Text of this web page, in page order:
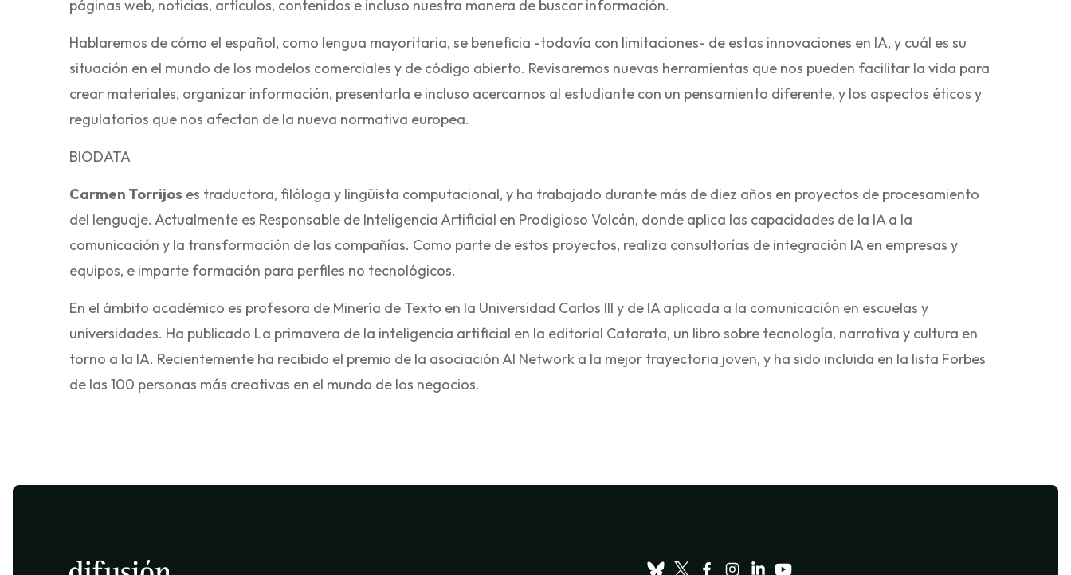
páginas web, noticias, artículos, contenidos e incluso nuestra manera de buscar información.
Hablaremos de cómo el español, como lengua mayoritaria, se beneficia -todavía con limitaciones- de estas innovaciones en IA, y cuál es su
situación en el mundo de los modelos comerciales y de código abierto. Revisaremos nuevas herramientas que nos pueden facilitar la vida para
crear materiales, organizar información, presentarla e incluso acercarnos al estudiante con un pensamiento diferente, y los aspectos éticos y
regulatorios que nos afectan de la nueva normativa europea.
BIODATA
Carmen Torrijos es traductora, filóloga y lingüista computacional, y ha trabajado durante más de diez años en proyectos de procesamiento
del lenguaje. Actualmente es Responsable de Inteligencia Artificial en Prodigioso Volcán, donde aplica las capacidades de la IA a la
comunicación y la transformación de las compañías. Como parte de estos proyectos, realiza consultorías de integración IA en empresas y
equipos, e imparte formación para perfiles no tecnológicos.
En el ámbito académico es profesora de Minería de Texto en la Universidad Carlos III y de IA aplicada a la comunicación en escuelas y
universidades. Ha publicado La primavera de la inteligencia artificial en la editorial Catarata, un libro sobre tecnología, narrativa y cultura en
torno a la IA. Recientemente ha recibido el premio de la asociación AI Network a la mejor trayectoria joven, y ha sido incluida en la lista Forbes
de las 100 personas más creativas en el mundo de los negocios.